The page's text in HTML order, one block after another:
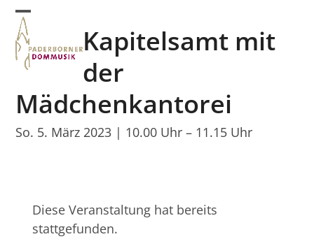
Skip
content
Open
mobile
menu
Close
mobile
menu
Kapitelsamt mit
der
Mädchenkantorei
So. 5. März 2023 | 10.00 Uhr – 11.15 Uhr
Diese Veranstaltung hat bereits
stattgefunden.